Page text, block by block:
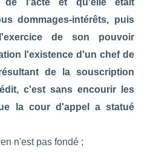
dommages-intérêts, puis
de son pouvoir
l'existence d'un chef de
de la souscription
c'est sans encourir les
la cour d'appel a statué
n'est pas fondé ;